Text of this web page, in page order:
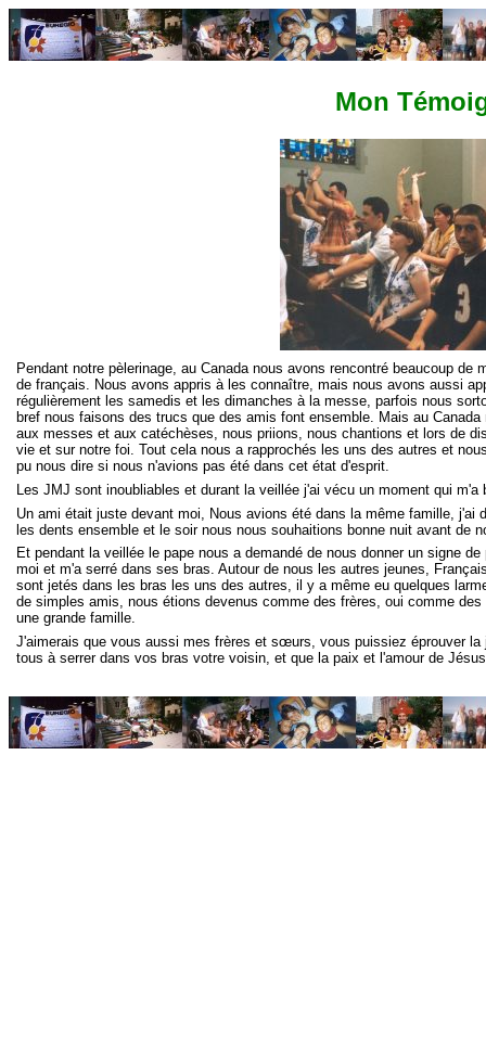
Mon
Pendant notre pèlerinage, au Canada nous avons rencontré beaucoup
de français. Nous avons appris à les connaître, mais nous avons aussi
régulièrement les samedis et les dimanches à la messe, parfois nous
bref nous faisons des trucs que des amis font ensemble. Mais au
aux messes et aux catéchèses, nous priions, nous chantions et lors de
vie et sur notre foi. Tout cela nous a rapprochés les uns des autres et
pu nous dire si nous n'avions pas été dans cet état d'esprit.
Les JMJ sont inoubliables et durant la veillée j'ai vécu un moment qui m'a
Un ami était juste devant moi, Nous avions été dans la même famille,
les dents ensemble et le soir nous nous souhaitions bonne nuit avant de
Et pendant la veillée le pape nous a demandé de nous donner un signe
moi et m'a serré dans ses bras. Autour de nous les autres jeunes,
sont jetés dans les bras les uns des autres, il y a même eu quelques
de simples amis, nous étions devenus comme des frères, oui comme
une grande famille.
J'aimerais que vous aussi mes frères et sœurs, vous puissiez éprouver
tous à serrer dans vos bras votre voisin, et que la paix et l'amour de